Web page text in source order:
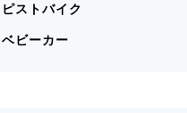
ピストバイク
ベビーカー